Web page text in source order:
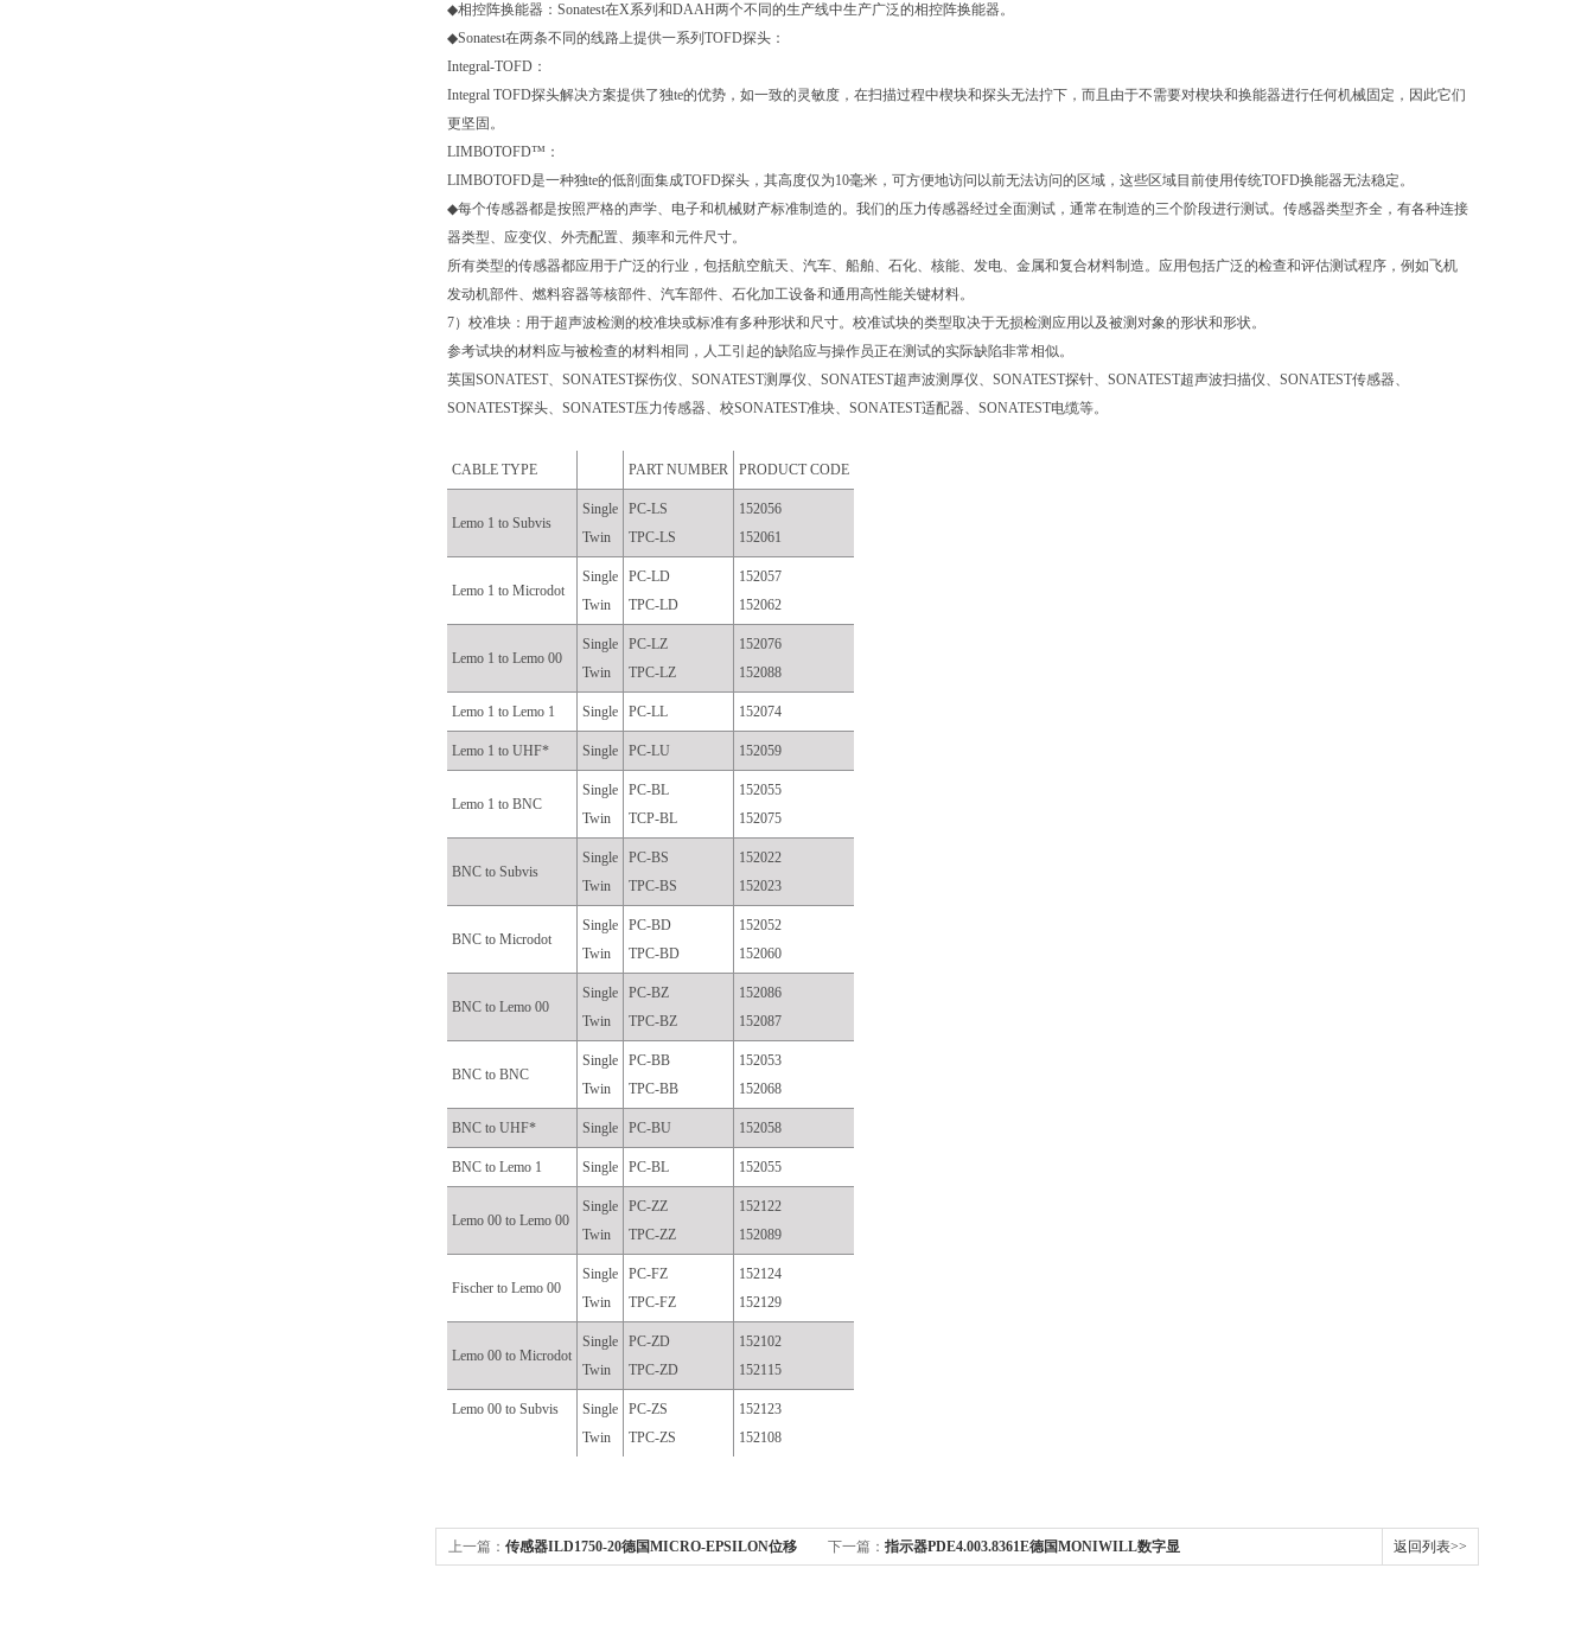
◆相控阵换能器： Sonatest在X系列和DAAH两个不同的生产线中生产广泛的相控阵换能器。
◆Sonatest在两条不同的线路上提供一系列 TOFD探头：
Integral-TOFD ：
Integral TOFD探头解决方案提供了独te的优势，如一致的灵敏度，在扫描过程中楔块和探头无法拧下，而且由于不需要对楔块和换能器进行任何机械固定，因此它们
更坚固。
LIMBOTOFD™ ：
LIMBOTOFD是一种独te的低剖面集成TOFD探头，其高度仅为10毫米，可方便地访问以前无法访问的区域，这些区域目前使用传统TOFD换能器无法稳定。
◆每个传感器都是按照严格的声学、电子和机械财产标准制造的。我们的压力传感器经过全面测试，通常在制造的三个阶段进行测试。传感器类型齐全，有各种连接
器类型、应变仪、外壳配置、频率和元件尺寸。
所有类型的传感器都应用于广泛的行业，包括航空航天、汽车、船舶、石化、核能、发电、金属和复合材料制造。应用包括广泛的检查和评估测试程序，例如飞机
发动机部件、燃料容器等核部件、汽车部件、石化加工设备和通用高性能关键材料。
7）校准块：用于超声波检测的校准块或标准有多种形状和尺寸。校准试块的类型取决于无损检测应用以及被测对象的形状和形状。
参考试块的材料应与被检查的材料相同，人工引起的缺陷应与操作员正在测试的实际缺陷非常相似。
英国SONATEST、 SONATEST探伤仪、 SONATEST测厚仪、 SONATEST超声波测厚仪、 SONATEST探针、 SONATEST超声波扫描仪、 SONATEST传感器、
SONATEST探头、 SONATEST压力传感器、校SONATEST准块、 SONATEST适配器、 SONATEST电缆等。
CABLE TYPE PART NUMBER PRODUCT CODE
Lemo 1 to Subvis
Single
Twin
PC-LS
TPC-LS
152056
152061
Lemo 1 to Microdot
Single
Twin
PC-LD
TPC-LD
152057
152062
Lemo 1 to Lemo 00
Single
Twin
PC-LZ
TPC-LZ
152076
152088
Lemo 1 to Lemo 1 Single PC-LL 152074
Lemo 1 to UHF* Single PC-LU 152059
Lemo 1 to BNC
Single
Twin
PC-BL
TCP-BL
152055
152075
BNC to Subvis
Single
Twin
PC-BS
TPC-BS
152022
152023
BNC to Microdot
Single
Twin
PC-BD
TPC-BD
152052
152060
BNC to Lemo 00
Single
Twin
PC-BZ
TPC-BZ
152086
152087
BNC to BNC
Single
Twin
PC-BB
TPC-BB
152053
152068
BNC to UHF* Single PC-BU 152058
BNC to Lemo 1 Single PC-BL 152055
Lemo 00 to Lemo 00
Single
Twin
PC-ZZ
TPC-ZZ
152122
152089
Fischer to Lemo 00
Single
Twin
PC-FZ
TPC-FZ
152124
152129
Lemo 00 to Microdot
Single
Twin
PC-ZD
TPC-ZD
152102
152115
Lemo 00 to Subvis
Single
Twin
PC-ZS
TPC-ZS
152123
152108
上一篇： 传感器ILD1750-20德国MICRO-EPSILON位移 下一篇： 指示器PDE4.003.8361E德国MONIWILL数字显 返回列表>>